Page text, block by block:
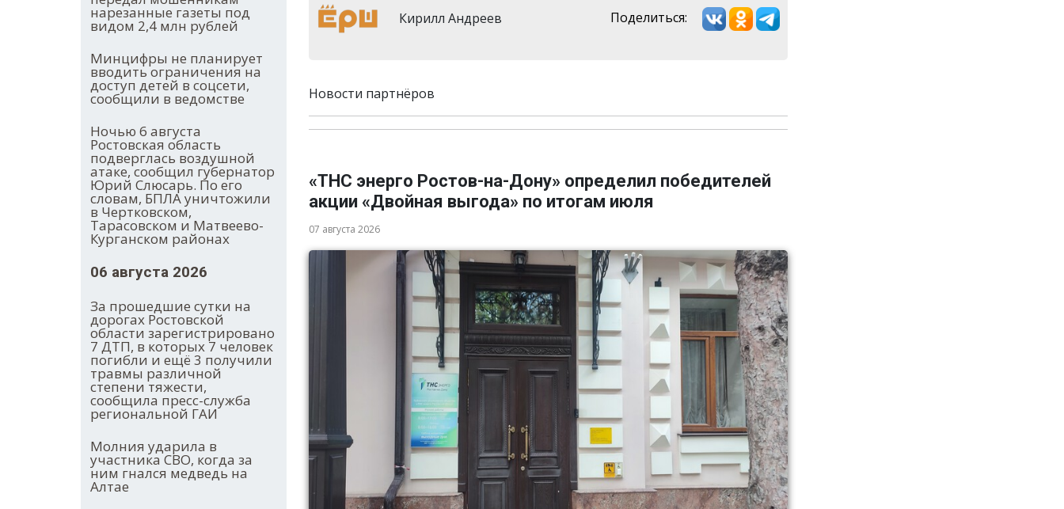
нарезанные газеты под
видом 2,4 млн рублей
Минцифры не планирует
вводить ограничения на
доступ детей в соцсети,
сообщили в ведомстве
Ночью 6 августа
Ростовская область
подверглась воздушной
атаке, сообщил губернатор
Юрий Слюсарь. По его
словам, БПЛА уничтожили
в Чертковском,
Тарасовском и Матвеево-
Курганском районах
06 августа 2026
За прошедшие сутки на
дорогах Ростовской
области зарегистрировано
7 ДТП, в которых 7 человек
погибли и ещё 3 получили
травмы различной
степени тяжести,
сообщила пресс-служба
региональной ГАИ
Молния ударила в
участника СВО, когда за
ним гнался медведь на
Алтае
Кирилл Андреев Поделиться:
Новости партнёров
«ТНС энерго Ростов-на-Дону» определил победителей
акции «Двойная выгода» по итогам июля
07 августа 2026